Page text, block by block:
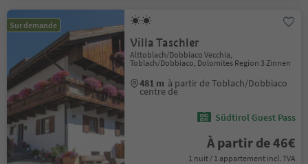
Sur demande
Villa Taschler
Alttoblach/Dobbiaco Vecchia,
Toblach/Dobbiaco, Dolomites Region 3 Zinnen
481 m à partir de Toblach/Dobbiaco
centre de
Südtirol Guest Pass
À partir de 46€
1 nuit / 1 appartement incl. TVA